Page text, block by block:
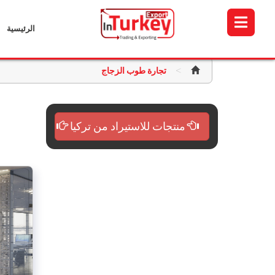
الرئيسية
> تجارة طوب الزجاج
منتجات للاستيراد من تركيا